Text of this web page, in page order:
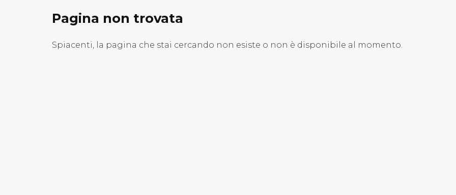
Pagina non trovata
Spiacenti, la pagina che stai cercando non esiste o non è disponibile al momento.